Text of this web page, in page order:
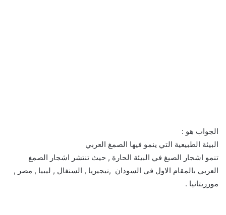
الجواب هو :
البيئة الطبيعية التي ينمو فيها الصمغ العربي
تنمو اشجار الصبغ في البيئة الحارة , حيث تنتشر اشجار الصمغ
العربي بالمقام الاول في السودان ,نيجيريا , السنغال , ليبيا , مصر ,
مورريتانيا .